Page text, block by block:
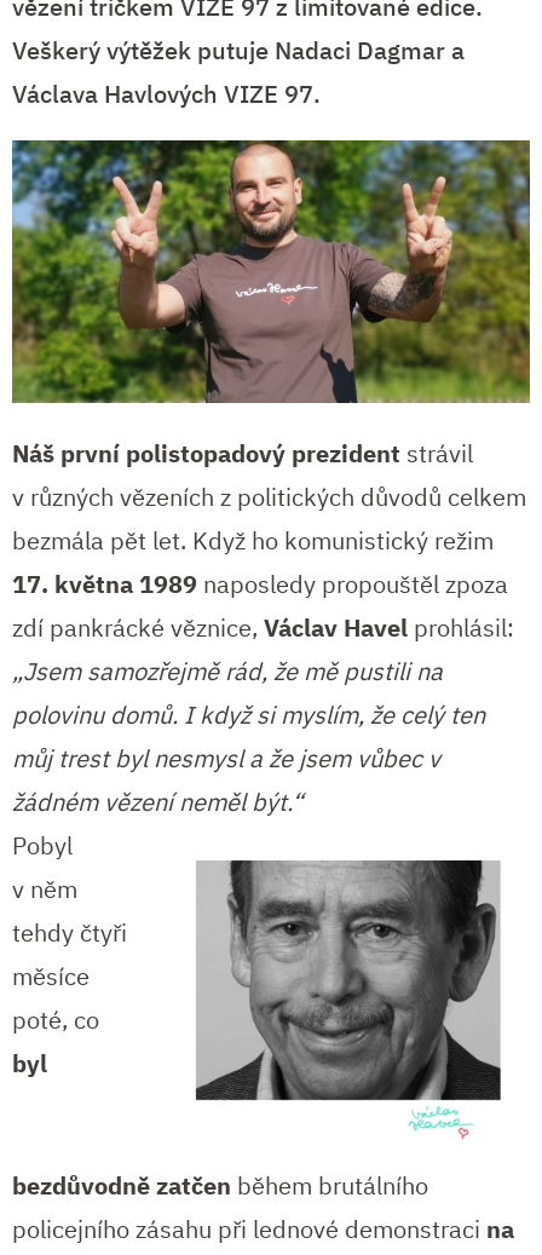
Veškerý výtěžek putuje Nadaci Dagmar a
Václava Havlových VIZE 97.
Náš první polistopadový prezident strávil
v různých vězeních z politických důvodů celkem
bezmála pět let. Když ho komunistický režim
17. května 1989 naposledy propouštěl zpoza
zdí pankrácké věznice, Václav Havel prohlásil:
„Jsem samozřejmě rád, že mě pustili na
polovinu domů. I když si myslím, že celý ten
můj trest byl nesmysl a že jsem vůbec v
žádném vězení neměl být.“
Pobyl
v něm
tehdy čtyři
měsíce
poté, co
byl
bezdůvodně zatčen během brutálního
policejního zásahu při lednové demonstraci na